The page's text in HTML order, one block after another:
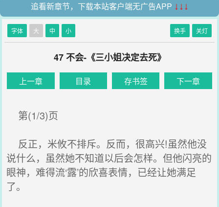
追看新章节，下载本站客户端无广告APP ↓↓↓
字体 大 中 小 换手 关灯
47 不会-《三小姐决定去死》
上一章 目录 存书签 下一章
第(1/3)页
反正，米攸不排斥。反而，很高兴!虽然他没
说什么，虽然她不知道以后会怎样。但他闪亮的
眼神，难得流‘露’的欣喜表情，已经让她满足
了。